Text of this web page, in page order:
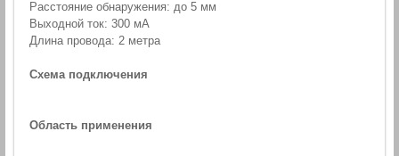
Расстояние обнаружения: до 5 мм
Выходной ток: 300 мА
Длина провода: 2 метра
Схема подключения
Область применения